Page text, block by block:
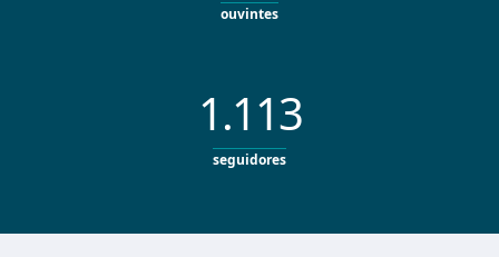
ouvintes
1.113
seguidores